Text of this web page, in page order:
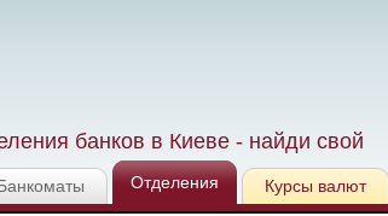
банков в Киеве - найди свой
Отделения Курсы валют